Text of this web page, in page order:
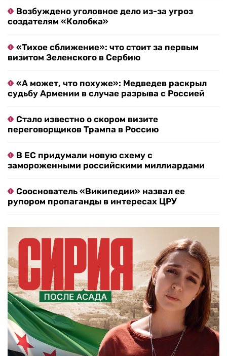
Возбуждено уголовное дело из-за угроз
создателям «Колобка»
«Тихое сближение»: что стоит за первым
визитом Зеленского в Сербию
«А может, что похуже»: Медведев раскрыл
судьбу Армении в случае разрыва с Россией
Стало известно о скором визите
переговорщиков Трампа в Россию
В ЕС придумали новую схему с
замороженными российскими миллиардами
Сооснователь «Википедии» назвал ее
рупором пропаганды в интересах ЦРУ